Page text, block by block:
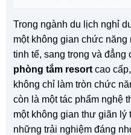
Trong ngành du lịch nghỉ
một không gian chức
tinh tế, sang trọng và đẳng
phòng tắm resort cao
không chỉ làm tròn chức
còn là một tác phẩm nghệ
một không gian thư giãn
những trải nghiệm đáng